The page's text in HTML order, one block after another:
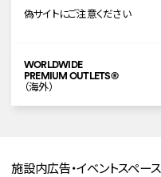
偽サイトにご注意ください
WORLDWIDE
PREMIUM OUTLETS®
（海外）
施設内広告・イベントスペース